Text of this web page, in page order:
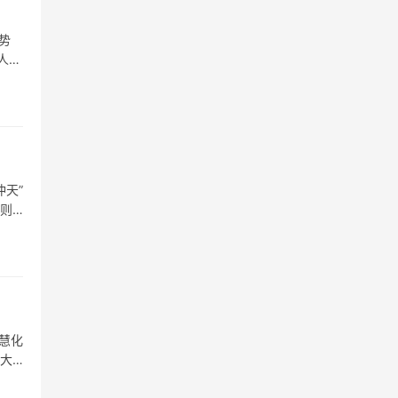
可
天”
化